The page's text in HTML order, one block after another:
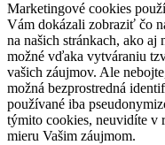
Marketingové cookies
Vám dokázali zobraziť čo
na našich stránkach, ako aj
možné vďaka vytváraniu
vašich záujmov. Ale
možná bezprostredná
používané iba
týmito cookies, neuvidíte v
mieru Vašim záujmom.